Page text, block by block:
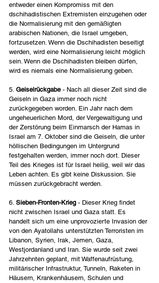
entweder einen Kompromiss mit den
dschihadistischen Extremisten einzugehen oder
die Normalisierung mit den gemäßigten
arabischen Nationen, die Israel umgeben,
fortzusetzen. Wenn die Dschihadisten beseitigt
werden, wird eine Normalisierung leicht möglich
sein. Wenn die Dschihadisten bleiben dürfen,
wird es niemals eine Normalisierung geben.
5. Geiselrückgabe - Nach all dieser Zeit sind die
Geiseln in Gaza immer noch nicht
zurückgegeben worden. Ein Jahr nach dem
ungeheuerlichen Mord, der Vergewaltigung und
der Zerstörung beim Einmarsch der Hamas in
Israel am 7. Oktober sind die Geiseln, die unter
höllischen Bedingungen im Untergrund
festgehalten werden, immer noch dort. Dieser
Teil des Krieges ist für Israel heilig, weil wir das
Leben achten. Es gibt keine Diskussion. Sie
müssen zurückgebracht werden.
6. Sieben-Fronten-Krieg - Dieser Krieg findet
nicht zwischen Israel und Gaza statt. Es
handelt sich um eine unprovozierte Invasion der
von den Ayatollahs unterstützten Terroristen im
Libanon, Syrien, Irak, Jemen, Gaza,
Westjordanland und Iran. Sie wurde seit zwei
Jahrzehnten geplant, mit Waffenaufrüstung,
militärischer Infrastruktur, Tunneln, Raketen in
Häusern, Krankenhäusern, Schulen und